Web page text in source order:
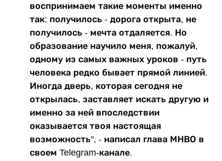
воспринимаем такие моменты именно
так: получилось - дорога открыта, не
получилось - мечта отдаляется. Но
образование научило меня, пожалуй,
одному из самых важных уроков - путь
человека редко бывает прямой линией.
Иногда дверь, которая сегодня не
открылась, заставляет искать другую и
именно за ней впоследствии
оказывается твоя настоящая
возможность", - написал глава МНВО в
своем Telegram-канале.